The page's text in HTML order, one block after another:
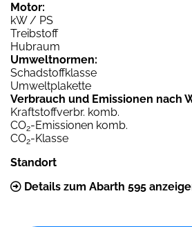
Motor:
kW / PS
Treibstoff
Hubraum
Umweltnormen:
Schadstoffklasse
Umweltplakette
Verbrauch und Emissionen nach
Kraftstoffverbr. komb.
CO2-Emissionen komb.
CO2-Klasse
Standort
Details zum Abarth 595